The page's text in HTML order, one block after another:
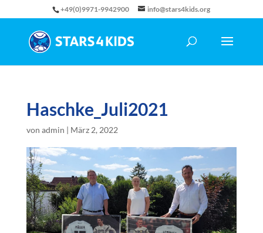
+49(0)9971-9942900 info@stars4kids.org
Haschke_Juli2021
von admin | März 2, 2022